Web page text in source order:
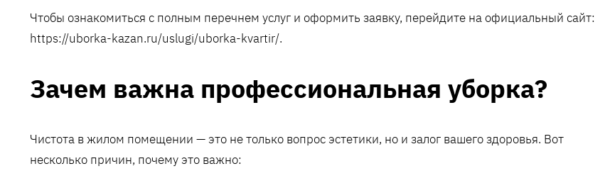
Чтобы ознакомиться с полным перечнем услуг и оформить заявку, перейдите на официальный сайт:
https://uborka-kazan.ru/uslugi/uborka-kvartir/.
Зачем важна профессиональная уборка?
Чистота в жилом помещении — это не только вопрос эстетики, но и залог вашего здоровья. Вот
несколько причин, почему это важно: